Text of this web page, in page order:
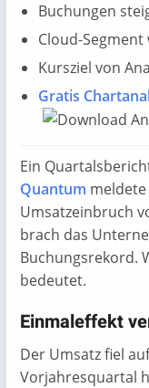
Buchungen
Cloud-
Kursziel von
Gratis
Ein
Quantum
Umsatzeinbruch
brach das
Buchungsrekord.
bedeutet.
Einmaleffekt
Der Umsatz fiel
Vorjahresquartal